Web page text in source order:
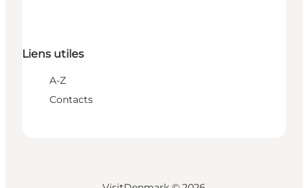
Liens utiles
A-Z
Contacts